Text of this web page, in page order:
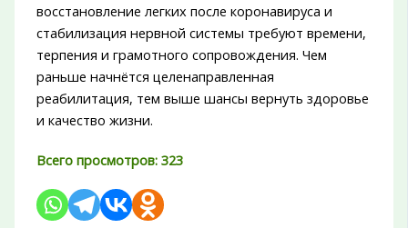
восстановление легких после коронавируса и
стабилизация нервной системы требуют времени,
терпения и грамотного сопровождения. Чем
раньше начнётся целенаправленная
реабилитация, тем выше шансы вернуть здоровье
и качество жизни.
Всего просмотров: 323